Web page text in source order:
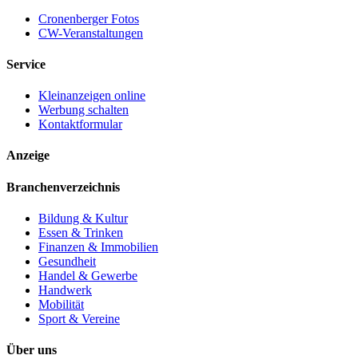
Cronenberger Fotos
CW-Veranstaltungen
Service
Kleinanzeigen online
Werbung schalten
Kontaktformular
Anzeige
Branchenverzeichnis
Bildung & Kultur
Essen & Trinken
Finanzen & Immobilien
Gesundheit
Handel & Gewerbe
Handwerk
Mobilität
Sport & Vereine
Über uns